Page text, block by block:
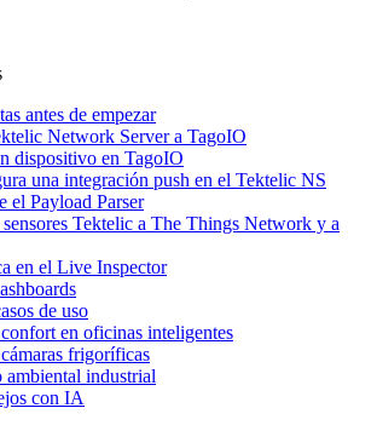
antes de empezar
Network Server a TagoIO
dispositivo en TagoIO
una integración push en el Tektelic NS
el Payload Parser
Tektelic a The Things Network y a
en el Live Inspector
de uso
en oficinas inteligentes
frigoríficas
industrial
con IA